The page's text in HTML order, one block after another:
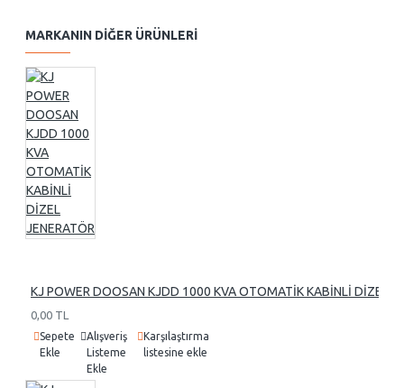
MARKANIN DIĞER ÜRÜNLERI
KJ POWER DOOSAN KJDD 1000 KVA OTOMATİK KABİNLİ DİZEL
0,00 TL
Sepete
Ekle
Alışveriş
Listeme
Ekle
Karşılaştırma
listesine ekle